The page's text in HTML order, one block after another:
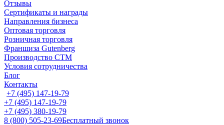
Отзывы
Сертификаты и награды
Направления бизнеса
Оптовая торговля
Розничная торговля
Франшиза Gutenberg
Производство СТМ
Условия сотрудничества
Блог
Контакты
+7 (495) 147-19-79
+7 (495) 147-19-79
+7 (495) 380-19-79
8 (800) 505-23-69Бесплатный звонок